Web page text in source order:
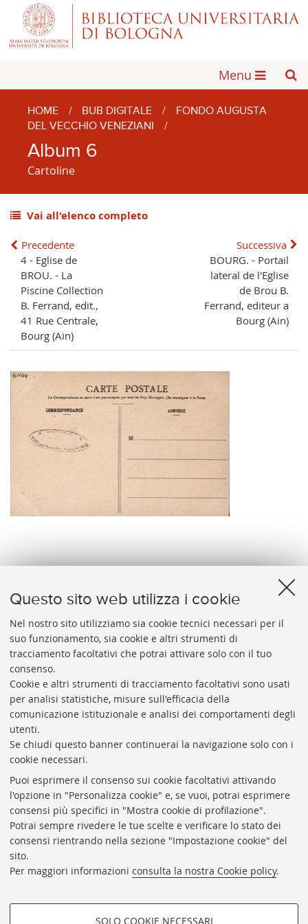
Questo sito web utilizza i cookie
Nel nostro sito utilizziamo sia cookie tecnici necessari per il
suo funzionamento, sia cookie e altri strumenti di
tracciamento facoltativi che potrai attivare solo con il tuo
consenso.
Cookie e altri strumenti di tracciamento facoltativi sono usati
per analisi statistiche, misure sull'efficacia della
comunicazione istituzionale e analisi dei comportamenti degli
utenti.
Se chiudi questo banner continuerai la navigazione solo con i
cookie necessari.
Puoi esprimere il consenso sui cookie facoltativi attivando
l'opzione in "Personalizza cookie" e, se vuoi, potrai esprimere
consensi più specifici in "Mostra cookie di profilazione".
Potrai sempre rivedere le tue scelte e verificare lo stato dei
consensi rientrando nella sezione "Impostazione cookie" del
sito.
Per maggiori informazioni consulta la nostra Cookie policy.
SOLO COOKIE NECESSARI
Menu
HOME / BUB DIGITALE /
FONDO AUGUSTA
DEL VECCHIO VENEZIANI
/
Album 6
Cartoline
Vai all'elenco completo
Precedente
4 - Eglise de
BROU. - La
Piscine Collection
B. Ferrand, edit.,
41 Rue Centrale,
Bourg (Ain)
Successiva
BOURG. - Portail
lateral de l'Eglise
de Brou B.
Ferrand, editeur a
Bourg (Ain)
UNIVERSITARIA
Presidente: prof. Francesco Citti
Coordinatrice gestionale: Maria Pia Torricelli
Responsabile Amministrativo: Luigia Di Pumpo
Via Zamboni, 33/35 - 40126 Bologna (BO)
Tel. +39 051 2088306 - Fax +39 051 2088385
bub.info@unibo.it
bub.biblioteca@pec.unibo.it
Dove siamo
Orario dei servizi
Helpdesk
Rubrica di Ateneo